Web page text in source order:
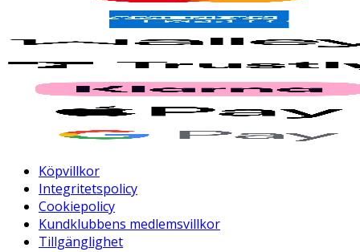
Köpvillkor
Integritetspolicy
Cookiepolicy
Kundklubbens medlemsvillkor
Tillgänglighet